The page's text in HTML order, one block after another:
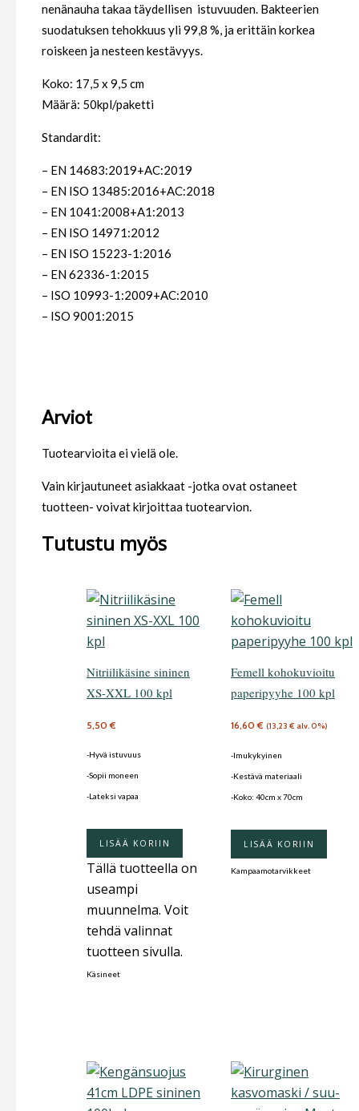
nenänauha takaa täydellisen istuvuuden. Bakteerien
suodatuksen tehokkuus yli 99,8 %, ja erittäin korkea
roiskeen ja nesteen kestävyys.
Koko: 17,5 x 9,5 cm
Määrä: 50kpl/paketti
Standardit:
– EN 14683:2019+AC:2019
– EN ISO 13485:2016+AC:2018
– EN 1041:2008+A1:2013
– EN ISO 14971:2012
– EN ISO 15223-1:2016
– EN 62336-1:2015
– ISO 10993-1:2009+AC:2010
– ISO 9001:2015
Arviot
Tuotearvioita ei vielä ole.
Vain kirjautuneet asiakkaat -jotka ovat ostaneet
tuotteen- voivat kirjoittaa tuotearvion.
Tutustu myös
Nitriilikäsine sininen
XS-XXL 100 kpl
5,50€
-Hyvä istuvuus
-Sopii moneen
-Lateksi vapaa
LISÄÄ KORIIN
Tällä tuotteella on
useampi
muunnelma. Voit
tehdä valinnat
tuotteen sivulla.
Käsineet
Femell kohokuvioitu
paperipyyhe 100 kpl
16,60€ (13,23 € alv. 0%)
-Imukykyinen
-Kestävä materiaali
-Koko: 40cm x 70cm
LISÄÄ KORIIN
Kampaamotarvikkeet